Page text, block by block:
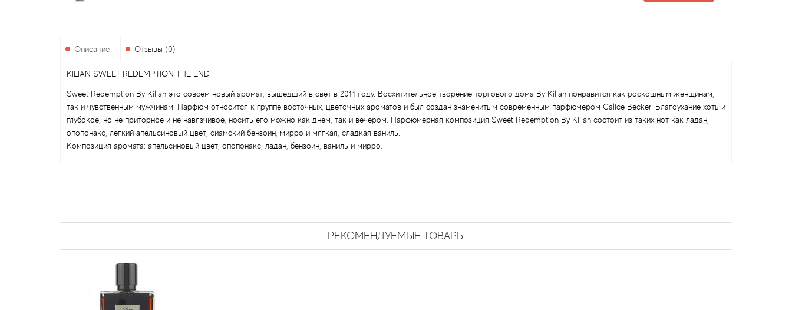
Описание Отзывы (0)
KILIAN SWEET REDEMPTION THE END
Sweet Redemption By Kilian это совсем новый аромат, вышедший в свет в 2011 году. Восхитительное творение торгового дома By Kilian понравится как роскошным женщинам,
так и чувственным мужчинам. Парфюм относится к группе восточных, цветочных ароматов и был создан знаменитым современным парфюмером Calice Becker. Благоухание хоть и
глубокое, но не приторное и не навязчивое, носить его можно как днем, так и вечером. Парфюмерная композиция Sweet Redemption By Kilian состоит из таких нот как ладан,
опопонакс, легкий апельсиновый цвет, сиамский бензоин, мирро и мягкая, сладкая ваниль.
Композиция аромата: апельсиновый цвет, опопонакс, ладан, бензоин, ваниль и мирро.
РЕКОМЕНДУЕМЫЕ ТОВАРЫ